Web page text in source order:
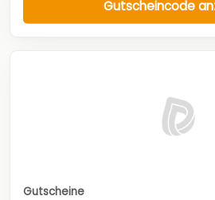
Gutscheincode
Gutscheine